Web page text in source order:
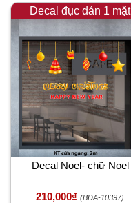
Decal đục dán 1 mặt
Decal Noel- chữ Noel
210,000₫ (BDA-10397)